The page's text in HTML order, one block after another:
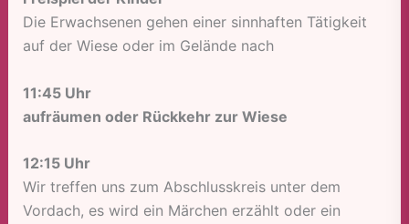
Die Erwachsenen gehen einer sinnhaften Tätigkeit
auf der Wiese oder im Gelände nach
11:45 Uhr
aufräumen oder Rückkehr zur Wiese
12:15 Uhr
Wir treffen uns zum Abschlusskreis unter dem
Vordach, es wird ein Märchen erzählt oder ein